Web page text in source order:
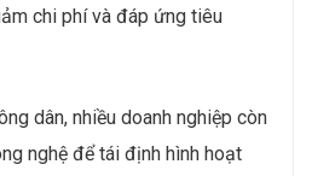
chi phí và đáp ứng tiêu
dân, nhiều doanh nghiệp còn
nghệ để tái định hình hoạt